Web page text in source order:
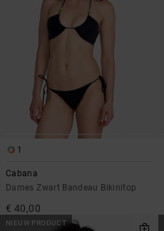
1
Cabana
Dames Zwart Bandeau Bikinitop
€ 40,00
NIEUW PRODUCT